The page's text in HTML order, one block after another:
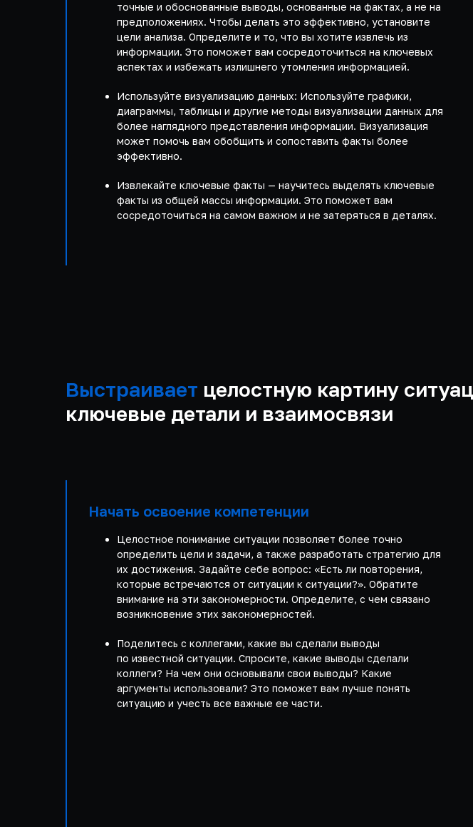
точные и обоснованные выводы, основанные на фактах, а не на
предположениях. Чтобы делать это эффективно, установите
цели анализа. Определите и то, что вы хотите извлечь из
информации. Это поможет вам сосредоточиться на ключевых
аспектах и избежать излишнего утомления информацией.
Используйте визуализацию данных: Используйте графики,
диаграммы, таблицы и другие методы визуализации данных для
более наглядного представления информации. Визуализация
может помочь вам обобщить и сопоставить факты более
эффективно.
Извлекайте ключевые факты — научитесь выделять ключевые
факты из общей массы информации. Это поможет вам
сосредоточиться на самом важном и не затеряться в деталях.
Выстраивает целостную картину
ключевые детали и взаимосвязи
Начать освоение компетенции
Целостное понимание ситуации позволяет более точно
определить цели и задачи, а также разработать стратегию для
их достижения. Задайте себе вопрос: «Есть ли повторения,
которые встречаются от ситуации к ситуации?». Обратите
внимание на эти закономерности. Определите, с чем связано
возникновение этих закономерностей.
Поделитесь с коллегами, какие вы сделали выводы
по известной ситуации. Спросите, какие выводы сделали
коллеги? На чем они основывали свои выводы? Какие
аргументы использовали? Это поможет вам лучше понять
ситуацию и учесть все важные ее части.